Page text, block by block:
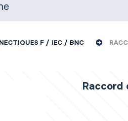
F / IEC / BNC
Raccord